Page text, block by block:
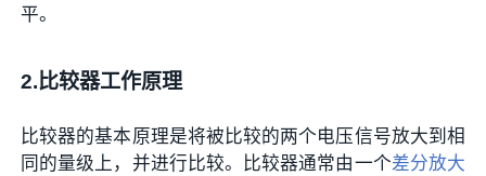
平。
2.比较器工作原理
比较器的基本原理是将被比较的两个电压信号放大到相
同的量级上，并进行比较。比较器通常由一个差分放大